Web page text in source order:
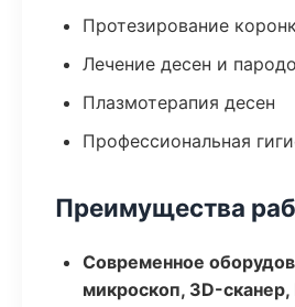
Протезирование
Лечение десен и
Плазмотерапия десен
Профессиональная
Преимущества
Современное
микроскоп, 3D-сканер,